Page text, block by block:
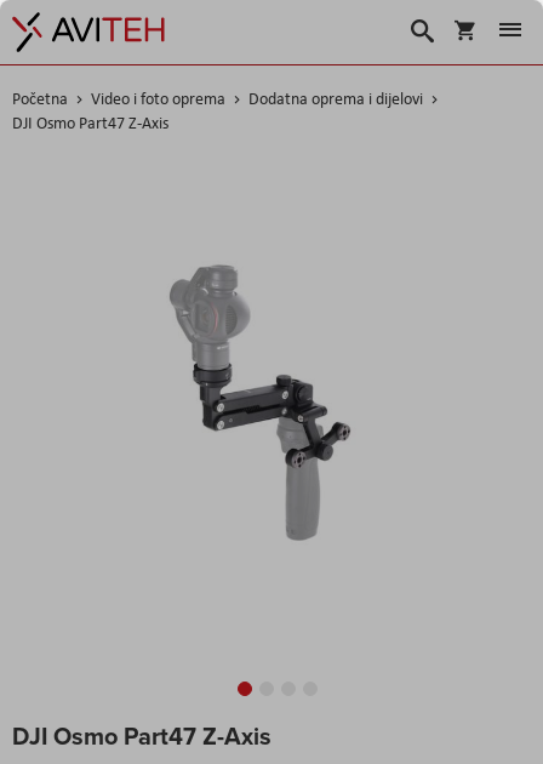
Košarica
Traži
Početna Video i foto oprema
Dodatna oprema i dijelovi
DJI Osmo Part47 Z-Axis
DJI Osmo Part47 Z-Axis
to